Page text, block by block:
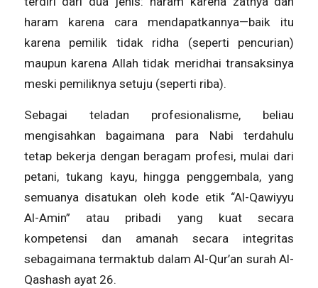
haram karena cara mendapatkannya—baik itu
karena pemilik tidak ridha (seperti pencurian)
maupun karena Allah tidak meridhai transaksinya
meski pemiliknya setuju (seperti riba).
Sebagai teladan profesionalisme, beliau
mengisahkan bagaimana para Nabi terdahulu
tetap bekerja dengan beragam profesi, mulai dari
petani, tukang kayu, hingga penggembala, yang
semuanya disatukan oleh kode etik “Al-Qawiyyu
Al-Amin” atau pribadi yang kuat secara
kompetensi dan amanah secara integritas
sebagaimana termaktub dalam Al-Qur’an surah Al-
Qashash ayat 26.